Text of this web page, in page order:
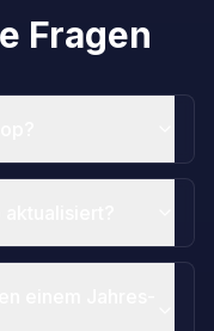
Fragen